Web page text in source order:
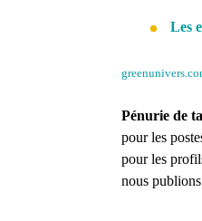
Les
Pénurie de
pour les
pour les
nous